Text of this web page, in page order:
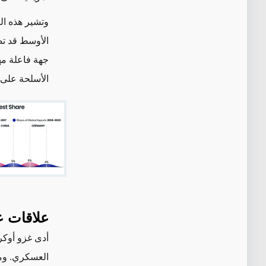
وتشير هذه
الأوسط قد
جهة فاعلة
الأسلحة
علاقات
أدى غزو
العسكري.